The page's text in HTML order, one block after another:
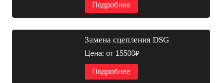
Подробнее
Замена сцепления DSG
Цена: от 15500₽
Подробнее